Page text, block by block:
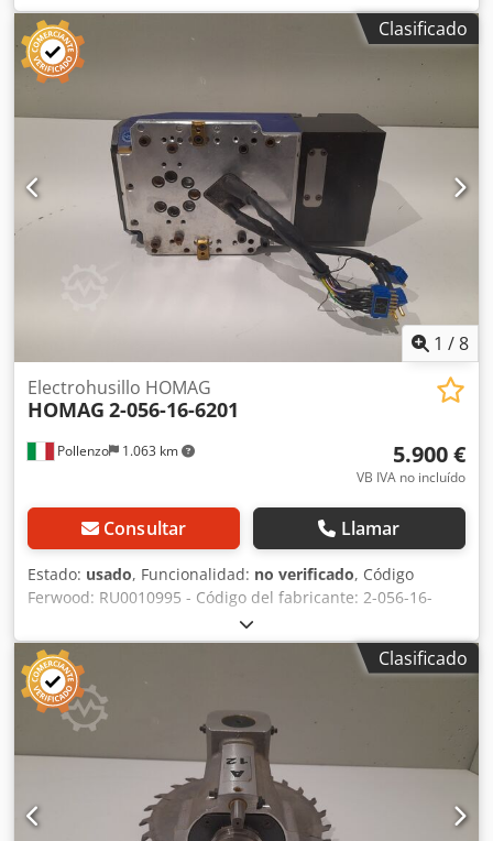
compatible: CNC BIESSE - Si está interesado, ofrecemos
servicio de revisión; póngase en contacto con nosotros.
Chsdpfjzmihnex Ahbsa
Clasificado
1 /8
Pollenzo 1.063 km
Electrohusillo HOMAG
HOMAG 2-056-16-6201
5.900 €
VB IVA no incluído
Consultar Llamar
Estado: usado, Funcionalidad: no verificado, Código
Ferwood: RU0010995 - Código del fabricante: 2-056-16-
6201 - Estado: Usado - Funcionalidad: No probado -
Máquina compatible: CNC HOMAG - Si está interesado,
ofrecemos un servicio de revisión. Póngase en contacto
con nosotros. Cedozmidvopfx Ahbeha
Clasificado